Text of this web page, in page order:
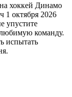
хоккей Динамо
октября 2026
упустите
команду.
испытать